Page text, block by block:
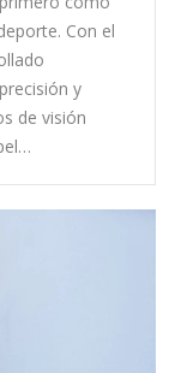
Con el
y
de visión